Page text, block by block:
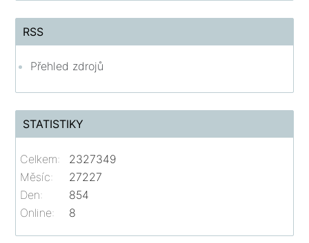
RSS
Přehled zdrojů
STATISTIKY
Online: 8
Celkem:
2327349
Měsíc:
27227
Den:
854